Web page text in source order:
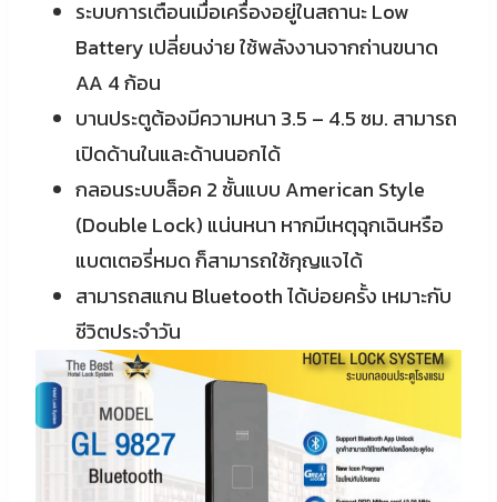
ระบบการเตือนเมื่อเครื่องอยู่ในสถานะ Low
Battery เปลี่ยนง่าย ใช้พลังงานจากถ่านขนาด
AA 4 ก้อน
บานประตูต้องมีความหนา 3.5 – 4.5 ซม. สามารถ
เปิดด้านในและด้านนอกได้
กลอนระบบล็อค 2 ชั้นแบบ American Style
(Double Lock) แน่นหนา หากมีเหตุฉุกเฉินหรือ
แบตเตอรี่หมด ก็สามารถใช้กุญแจได้
สามารถสแกน Bluetooth ได้บ่อยครั้ง เหมาะกับ
ชีวิตประจำวัน